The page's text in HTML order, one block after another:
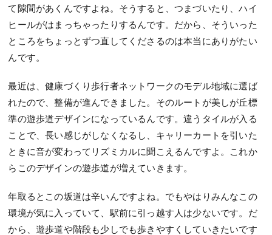
て隙間があくんですよね。そうすると、つまづいたり、ハイ
ヒールがはまっちゃったりするんです。だから、そういった
ところをちょっとずつ直してくださるのは本当にありがたい
んです。
最近は、健康づくり歩行者ネットワークのモデル地域に選ば
れたので、整備が進んできました。そのルートが美しが丘標
準の遊歩道デザインになっているんです。違うタイルが入る
ことで、長い感じがしなくなるし、キャリーカートを引いた
ときに音が変わってリズミカルに聞こえるんですよ。これか
らこのデザインの遊歩道が増えていきます。
年取るとこの坂道は辛いんですよね。でもやはりみんなこの
環境が気に入っていて、駅前に引っ越す人は少ないです。だ
から、遊歩道や階段も少しでも歩きやすくしていきたいです